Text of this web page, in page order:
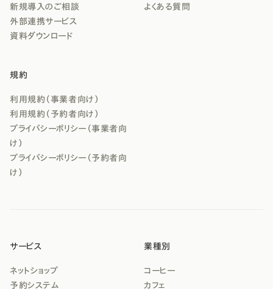
新規導入のご相談
外部連携サービス
資料ダウンロード
よくある質問
規約
利用規約（事業者向け）
利用規約（予約者向け）
プライバシーポリシー（事業者向
け）
プライバシーポリシー（予約者向
け）
サービス
ネットショップ
予約システム
業種別
コーヒー
カフェ